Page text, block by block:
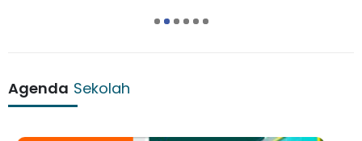
5 6
Agenda Sekolah